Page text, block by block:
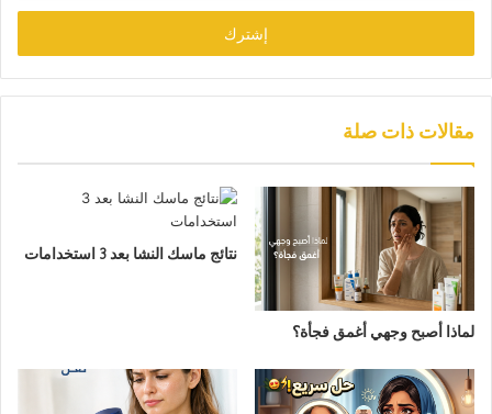
الإلكتروني
مقالات ذات صلة
لماذا أصبح وجهي أغمق فجأة؟
نتائج ماسك النشا بعد 3 استخدامات